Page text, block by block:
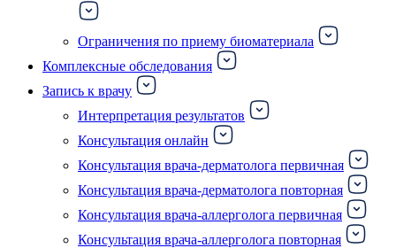
Ограничения по приему биоматериала
Комплексные обследования
Запись к врачу
Интерпретация результатов
Консультация онлайн
Консультация врача-дерматолога первичная
Консультация врача-дерматолога повторная
Консультация врача-аллерголога первичная
Консультация врача-аллерголога повторная